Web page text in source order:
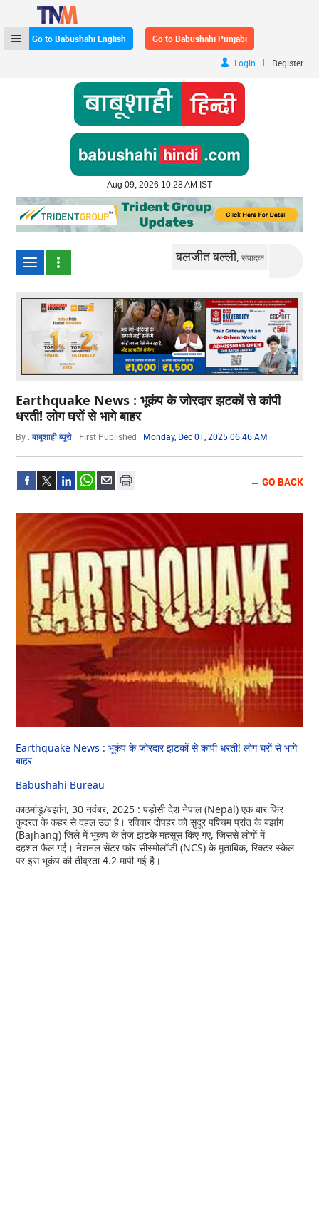
Go to Babushahi English Go to Babushahi Punjabi
Login | Register
Aug 09, 2026 10:28 AM IST
बलजीत बल्ली,संपादक
Earthquake News : भूकंप के जोरदार झटकों से कांपी
धरती! लोग घरों से भागे बाहर
By :बाबूशाही ब्यूरो First Published : Monday, Dec 01, 2025 06:46 AM
← GO BACK
Earthquake News : भूकंप के जोरदार झटकों से कांपी धरती! लोग घरों से भागे
बाहर
Babushahi Bureau
काठमांडू/बझांग, 30 नवंबर, 2025 : पड़ोसी देश नेपाल (Nepal) एक बार फिर
कुदरत के कहर से दहल उठा है। रविवार दोपहर को सुदूर पश्चिम प्रांत के बझांग
(Bajhang) जिले में भूकंप के तेज झटके महसूस किए गए, जिससे लोगों में
दहशत फैल गई। नेशनल सेंटर फॉर सीस्मोलॉजी (NCS) के मुताबिक, रिक्टर स्केल
पर इस भूकंप की तीव्रता 4.2 मापी गई है।